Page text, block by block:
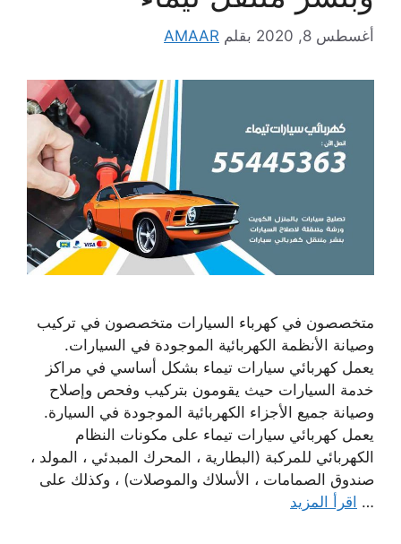
أغسطس 8, 2020 بقلم AMAAR
متخصصون في كهرباء السيارات متخصصون في تركيب
وصيانة الأنظمة الكهربائية الموجودة في السيارات.
يعمل كهربائي سيارات تيماء بشكل أساسي في مراكز
خدمة السيارات حيث يقومون بتركيب وفحص وإصلاح
وصيانة جميع الأجزاء الكهربائية الموجودة في السيارة.
يعمل كهربائي سيارات تيماء على مكونات النظام
الكهربائي للمركبة (البطارية ، المحرك المبدئي ، المولد ،
صندوق الصمامات ، الأسلاك والموصلات) ، وكذلك على
… اقرأ المزيد